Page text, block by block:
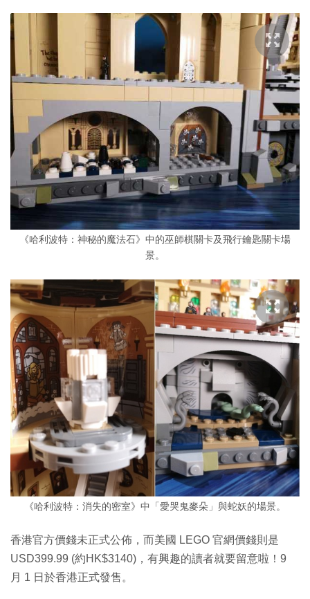
《哈利波特：神秘的魔法石》中的巫師棋關卡及飛行鑰匙關卡場
景。
《哈利波特：消失的密室》中「愛哭鬼麥朵」與蛇妖的場景。
香港官方價錢未正式公佈，而美國 LEGO 官網價錢則是
USD399.99 (約HK$3140)，有興趣的讀者就要留意啦！9
月 1 日於香港正式發售。